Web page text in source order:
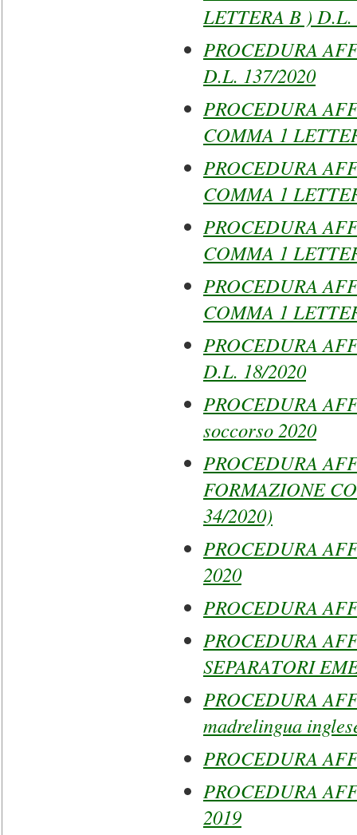
LETTERA B ) D.L.
PROCEDURA
D.L. 137/2020
PROCEDURA
COMMA 1
PROCEDURA
COMMA 1
PROCEDURA
COMMA 1
PROCEDURA
COMMA 1
PROCEDURA
D.L. 18/2020
PROCEDURA
soccorso 2020
PROCEDURA
FORMAZIONE
34/2020)
PROCEDURA
2020
PROCEDURA
PROCEDURA
SEPARATORI
PROCEDURA
madrelingua
PROCEDURA
PROCEDURA
2019